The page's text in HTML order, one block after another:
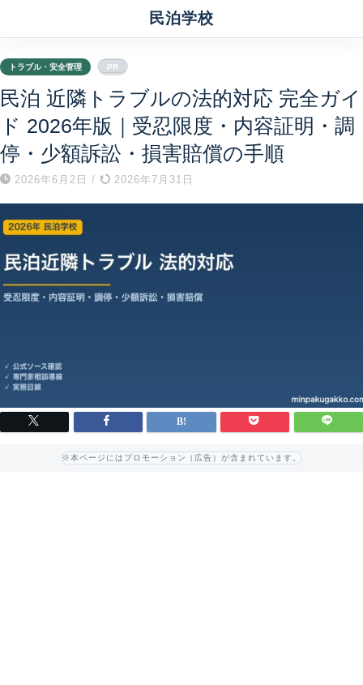
民泊学校
トラブル・安全管理 PR
民泊 近隣トラブルの法的対応 完全ガイ
ド 2026年版｜受忍限度・内容証明・調
停・少額訴訟・損害賠償の手順
2026年6月2日 / 2026年7月31日
※本ページにはプロモーション（広告）が含まれています。